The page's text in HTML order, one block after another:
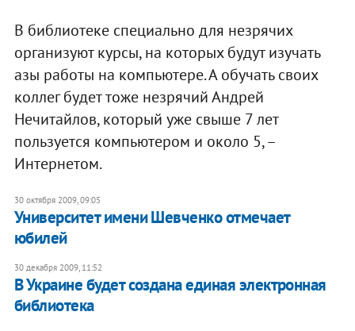
В библиотеке специально для незрячих
организуют курсы, на которых будут изучать
азы работы на компьютере. А обучать своих
коллег будет тоже незрячий Андрей
Нечитайлов, который уже свыше 7 лет
пользуется компьютером и около 5, –
Интернетом.
30 октября 2009, 09:05
Университет имени Шевченко отмечает
юбилей
30 декабря 2009, 11:52
В Украине будет создана единая электронная
библиотека